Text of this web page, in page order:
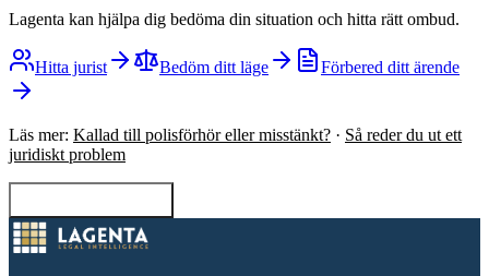
Lagenta kan hjälpa dig bedöma din situation och hitta rätt ombud.
Hitta jurist Bedöm ditt läge Förbered ditt ärende
Läs mer: Kallad till polisförhör eller misstänkt? · Så reder du ut ett
juridiskt problem